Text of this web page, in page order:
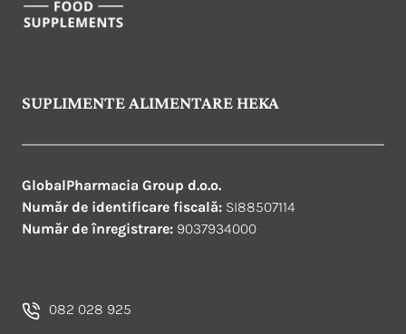
SUPLIMENTE ALIMENTARE HEKA
GlobalPharmacia Group d.o.o.
Număr de identificare fiscală: SI88507114
Număr de înregistrare: 9037934000
082 028 925